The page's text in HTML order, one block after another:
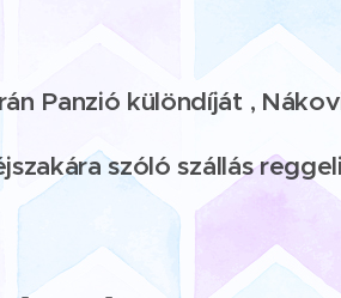
Panzió különdíját ,
szóló szállás